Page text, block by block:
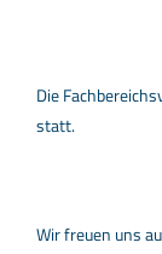
Die
statt.
Wir freuen uns